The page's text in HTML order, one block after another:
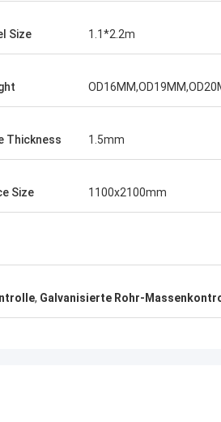
Size 1.1*2.2m
Thickness 1.5mm
Size 1100x2100mm
, Galvanisierte Rohr-